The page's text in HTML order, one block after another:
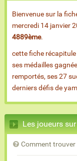
Bienvenue sur la
mercredi 14 janvier
4889ème.
cette fiche
ses médailles
remportés, ses 27
derniers défis de
Les joueurs
Comment trouver